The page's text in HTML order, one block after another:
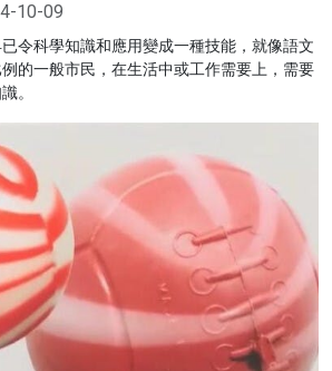
10-09
令科學知識和應用變成一種技能，就像語文
的一般市民，在生活中或工作需要上，需要
。